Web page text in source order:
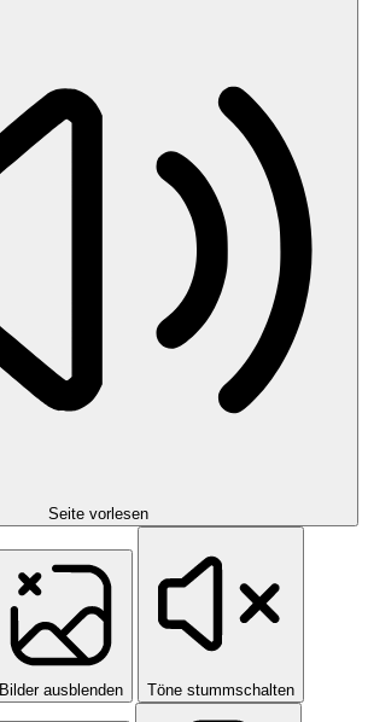
Seite vorlesen
Bilder ausblenden Töne stummschalten